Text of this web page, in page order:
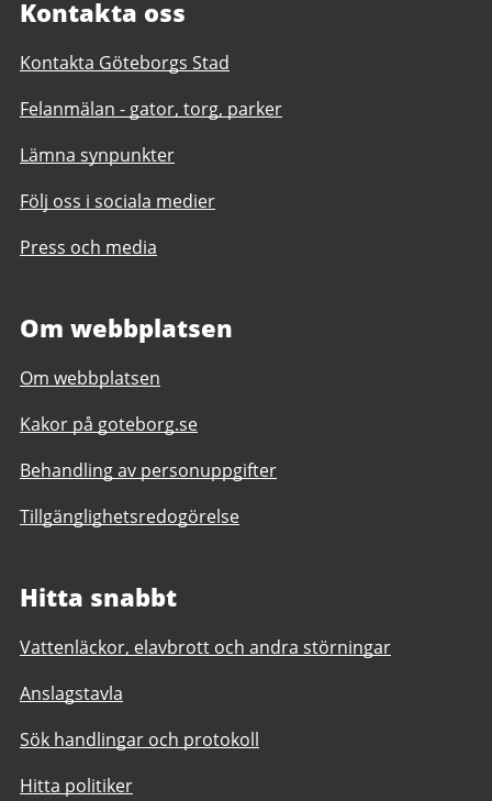
Kontakta oss
Kontakta Göteborgs Stad
Felanmälan - gator, torg, parker
Lämna synpunkter
Följ oss i sociala medier
Press och media
Om webbplatsen
Om webbplatsen
Kakor på goteborg.se
Behandling av personuppgifter
Tillgänglighetsredogörelse
Hitta snabbt
Vattenläckor, elavbrott och andra störningar
Anslagstavla
Sök handlingar och protokoll
Hitta politiker